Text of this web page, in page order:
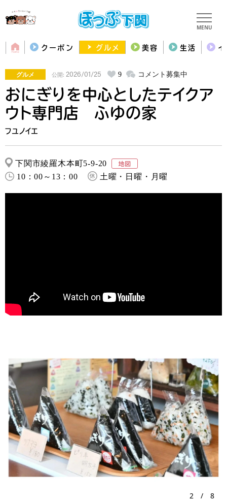
MENU
クーポン グルメ 美容 生活
グルメ 公開: 2026/01/25 9 コメント募集中
おにぎりを中心としたテイクア
ウト専門店 ふゆの家
フユノイエ
下関市綾羅木本町5-9-20
10：00～13：00
土曜・日曜・月曜
3 / 8